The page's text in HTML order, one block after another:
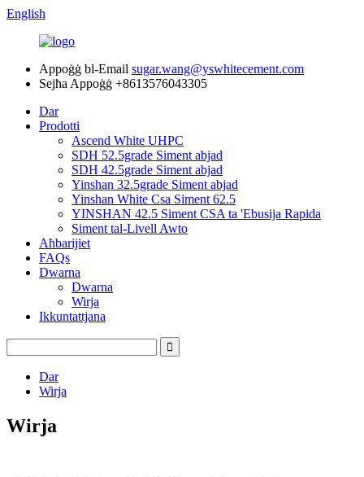
English
Appoġġ bl-Email sugar.wang@yswhitecement.com
Sejħa Appoġġ +8613576043305
Dar
Prodotti
Ascend White UHPC
SDH 52.5grade Siment abjad
SDH 42.5grade Siment abjad
Yinshan 32.5grade Siment abjad
Yinshan White Csa Siment 62.5
YINSHAN 42.5 Siment CSA ta 'Ebusija Rapida
Siment tal-Livell Awto
Aħbarijiet
FAQs
Dwarna
Dwarna
Wirja
Ikkuntattjana
Dar
Wirja
Wirja